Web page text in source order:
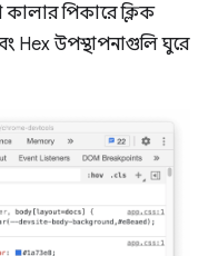
কালার পিকারে ক্লিক
Hex উপস্থাপনাগুলি ঘুরে